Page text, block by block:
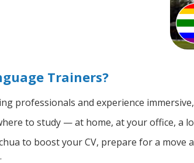
Trainers?
professionals and experience
to study — at home, at your office, a
to boost your CV, prepare for a move